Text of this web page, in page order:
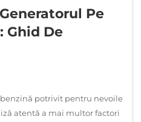
Pe
Ghid De
potrivit pentru nevoile
atentă a mai multor factori